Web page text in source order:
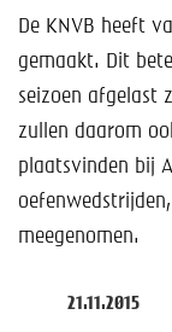
Toekomst
Kalender
Help mee!
Shop
Lid worden
De KNVB heeft
gemaakt. Dit
seizoen afgelast
zullen daarom
plaatsvinden bij
meegenomen.
21.11.2015